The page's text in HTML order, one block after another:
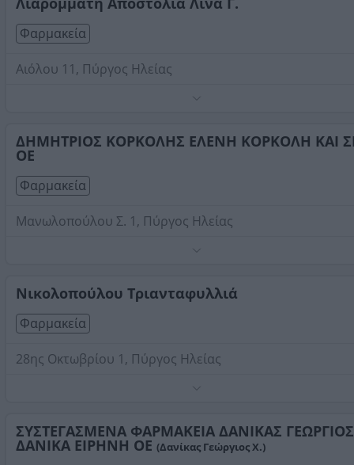
Στοιχεία αναζήτησης:
Φαρμακεία
Αιόλου 11, Πύργος Ηλείας
Στοιχεία αναζήτησης:Φαρμακεία , Πύργος Ηλείας
ΔΗΜΗΤΡΙΟΣ ΚΟΡΚΟΛΗΣ ΕΛΕΝΗ ΚΟΡΚΟΛΗ ΚΑΙ
ΟΕ
Φαρμακεία
Μανωλοπούλου Σ. 1, Πύργος Ηλείας
Στοιχεία αναζήτησης: Φαρμακεία , Πύργος Ηλείας
Νικολοπούλου Τριανταφυλλιά
Φαρμακεία
28ης Οκτωβρίου 1, Πύργος Ηλείας
Τηλέφωνο:2621022630
Στοιχεία αναζήτησης:Φαρμακεία , Πύργος Ηλείας
ΣΥΣΤΕΓΑΣΜΕΝΑ ΦΑΡΜΑΚΕΙΑ ΔΑΝΙΚΑΣ ΓΕΩΡΓΙΟΣ
ΔΑΝΙΚΑ ΕΙΡΗΝΗ ΟΕ (Δανίκας Γεώργιος Χ.)